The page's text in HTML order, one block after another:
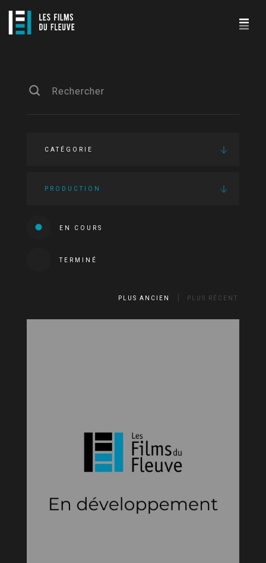
CATÉGORIE
PRODUCTION
EN COURS
TERMINÉ
PLUS ANCIEN PLUS RÉCENT